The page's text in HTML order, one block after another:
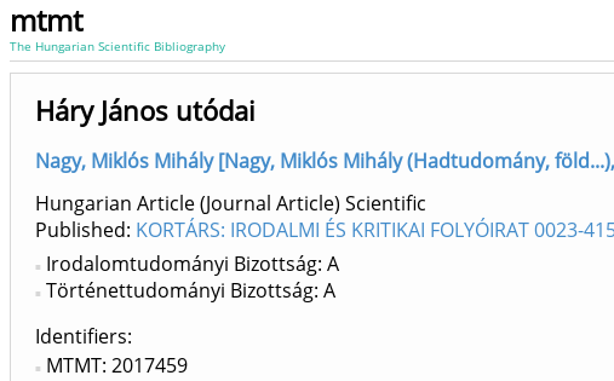
mtmt
The Hungarian Scientific Bibliography
Háry János utódai
Nagy, Miklós Mihály [Nagy, Miklós Mihály (Hadtudomány,
Hungarian Article (Journal Article) Scientific
Published: KORTÁRS: IRODALMI ÉS KRITIKAI FOLYÓIRAT 0023-
Irodalomtudományi Bizottság: A
Történettudományi Bizottság: A
Identifiers
MTMT: 2017459